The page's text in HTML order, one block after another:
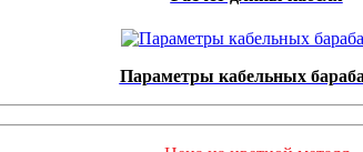
Параметры кабельных